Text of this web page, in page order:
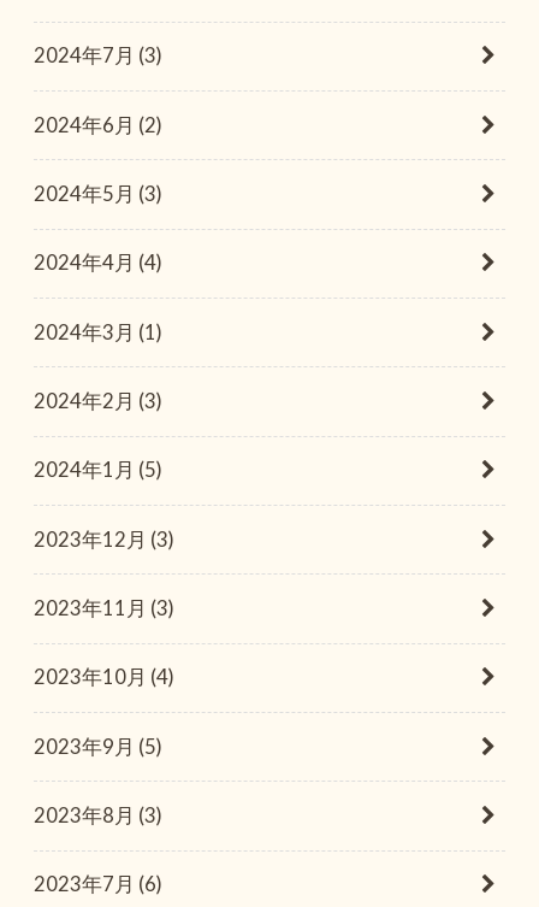
2024年7月 (3)
2024年6月 (2)
2024年5月 (3)
2024年4月 (4)
2024年3月 (1)
2024年2月 (3)
2024年1月 (5)
2023年12月 (3)
2023年11月 (3)
2023年10月 (4)
2023年9月 (5)
2023年8月 (3)
2023年7月 (6)